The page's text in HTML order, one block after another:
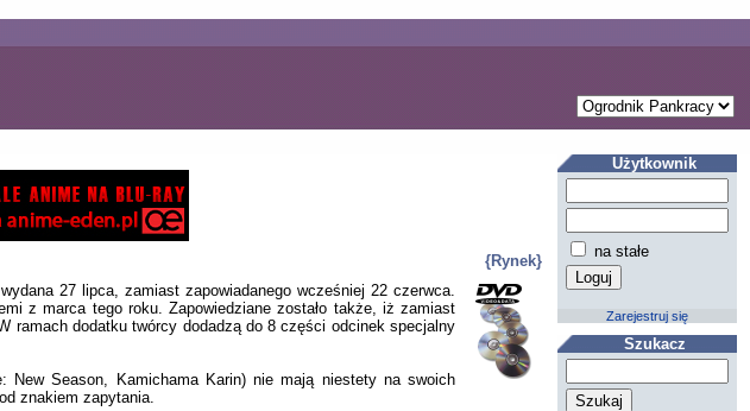
{Rynek}
27 lipca, zamiast zapowiadanego wcześniej 22 czerwca.
z marca tego roku. Zapowiedziane zostało także, iż zamiast
ramach dodatku twórcy dodadzą do 8 części odcinek specjalny
Season, Kamichama Karin) nie mają niestety na swoich
znakiem zapytania.
Użytkownik
na stałe
Zarejestruj się
Szukacz